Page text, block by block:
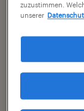
zuzustimmen.
unserer